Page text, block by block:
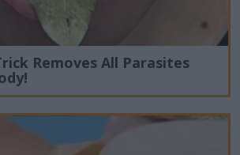
Removes All Parasites